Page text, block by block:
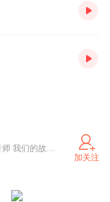
抖音快手全网百万粉丝主播，邪门的配音师 我们的故事，可能是旧物附的执念、冷门角落的秘闻，或是人心底没说透的怪诞渴望。 不做平铺直叙的消遣，只求每段叙事都勾魂挠心，让你读完总觉后背发凉又忍不住回味。 偏爱不按常理出牌的你，大可在此落脚——这里没有标准答案，只有让你起鸡皮疙瘩的真实与荒诞。 来，听我们讲段邪门的，说不定你也曾遇过类似的“不对劲”。
加关注